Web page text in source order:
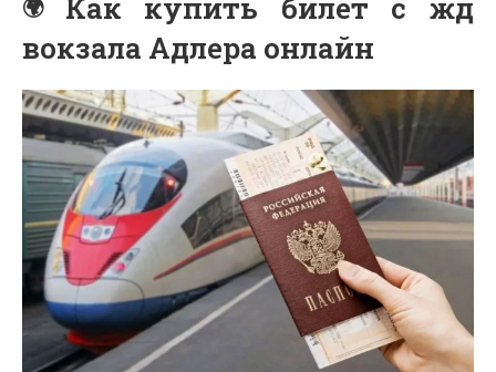
Как купить билет с жд
вокзала Адлера онлайн